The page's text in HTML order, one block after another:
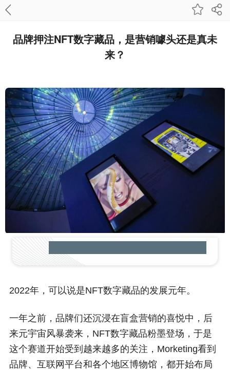
品牌押注NFT数字藏品，是营销噱头还是真未
来？
2022年，可以说是NFT数字藏品的发展元年。
一年之前，品牌们还沉浸在盲盒营销的喜悦中，后
来元宇宙风暴袭来，NFT数字藏品粉墨登场，于是
这个赛道开始受到越来越多的关注，Morketing看到
品牌、互联网平台和各个地区博物馆，都开始布局